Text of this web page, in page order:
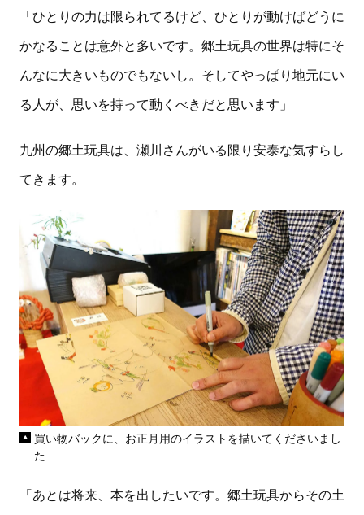
「ひとりの力は限られてるけど、ひとりが動けばどうに
かなることは意外と多いです。郷土玩具の世界は特にそ
んなに大きいものでもないし。そしてやっぱり地元にい
る人が、思いを持って動くべきだと思います」
九州の郷土玩具は、瀬川さんがいる限り安泰な気すらし
てきます。
買い物バックに、お正月用のイラストを描いてくださいまし
た
「あとは将来、本を出したいです。郷土玩具からその土